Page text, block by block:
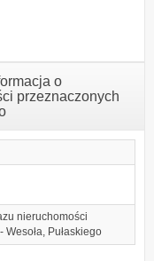
o
przeznaczonych
nieruchomości
Pułaskiego